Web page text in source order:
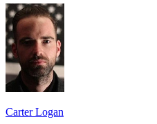
Carter Logan